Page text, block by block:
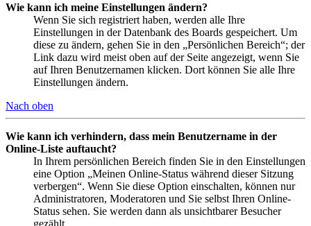
Wie kann ich meine Einstellungen ändern?
Wenn Sie sich registriert haben, werden alle Ihre
Einstellungen in der Datenbank des Boards gespeichert. Um
diese zu ändern, gehen Sie in den „Persönlichen Bereich“; der
Link dazu wird meist oben auf der Seite angezeigt, wenn Sie
auf Ihren Benutzernamen klicken. Dort können Sie alle Ihre
Einstellungen ändern.
Nach oben
Wie kann ich verhindern, dass mein Benutzername in der
Online-Liste auftaucht?
In Ihrem persönlichen Bereich finden Sie in den Einstellungen
eine Option „Meinen Online-Status während dieser Sitzung
verbergen“. Wenn Sie diese Option einschalten, können nur
Administratoren, Moderatoren und Sie selbst Ihren Online-
Status sehen. Sie werden dann als unsichtbarer Besucher
gezählt.